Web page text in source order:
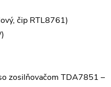
čip RTL8761)
zosilňovačom TDA7851 –